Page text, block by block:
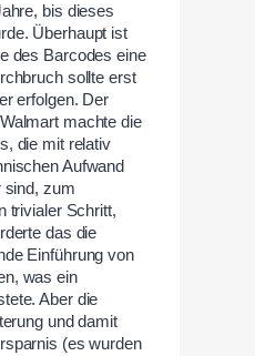
bis dieses
Überhaupt ist
des Barcodes eine
sollte erst
erfolgen. Der
machte die
die mit relativ
Aufwand
sind, zum
trivialer Schritt,
das die
Einführung von
was ein
Aber die
und damit
(es wurden